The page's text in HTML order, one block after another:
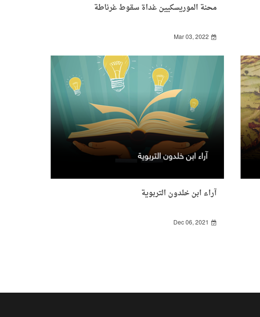
محنة الموريسكيين غداة سقوط غرناطة
Mar 03, 2022
آراء ابن خلدون التربوية
Dec 06, 2021